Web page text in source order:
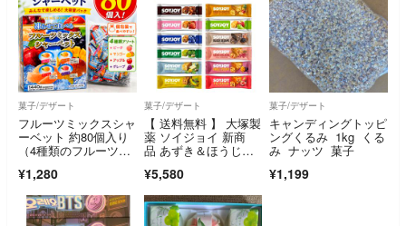
菓子/デザート
フルーツミックスシャ
ーベット 約80個入り
（4種類のフルーツ
¥1,280
菓子/デザート
【 送料無料 】 大塚製
薬 ソイジョイ 新商
品 あずき＆ほうじ茶
本 詰め合わせ アソー
ト セット まとめ買い
¥5,580
菓子/デザート
キャンディングトッピ
ングくるみ 1kg くる
み ナッツ 菓子
¥1,199